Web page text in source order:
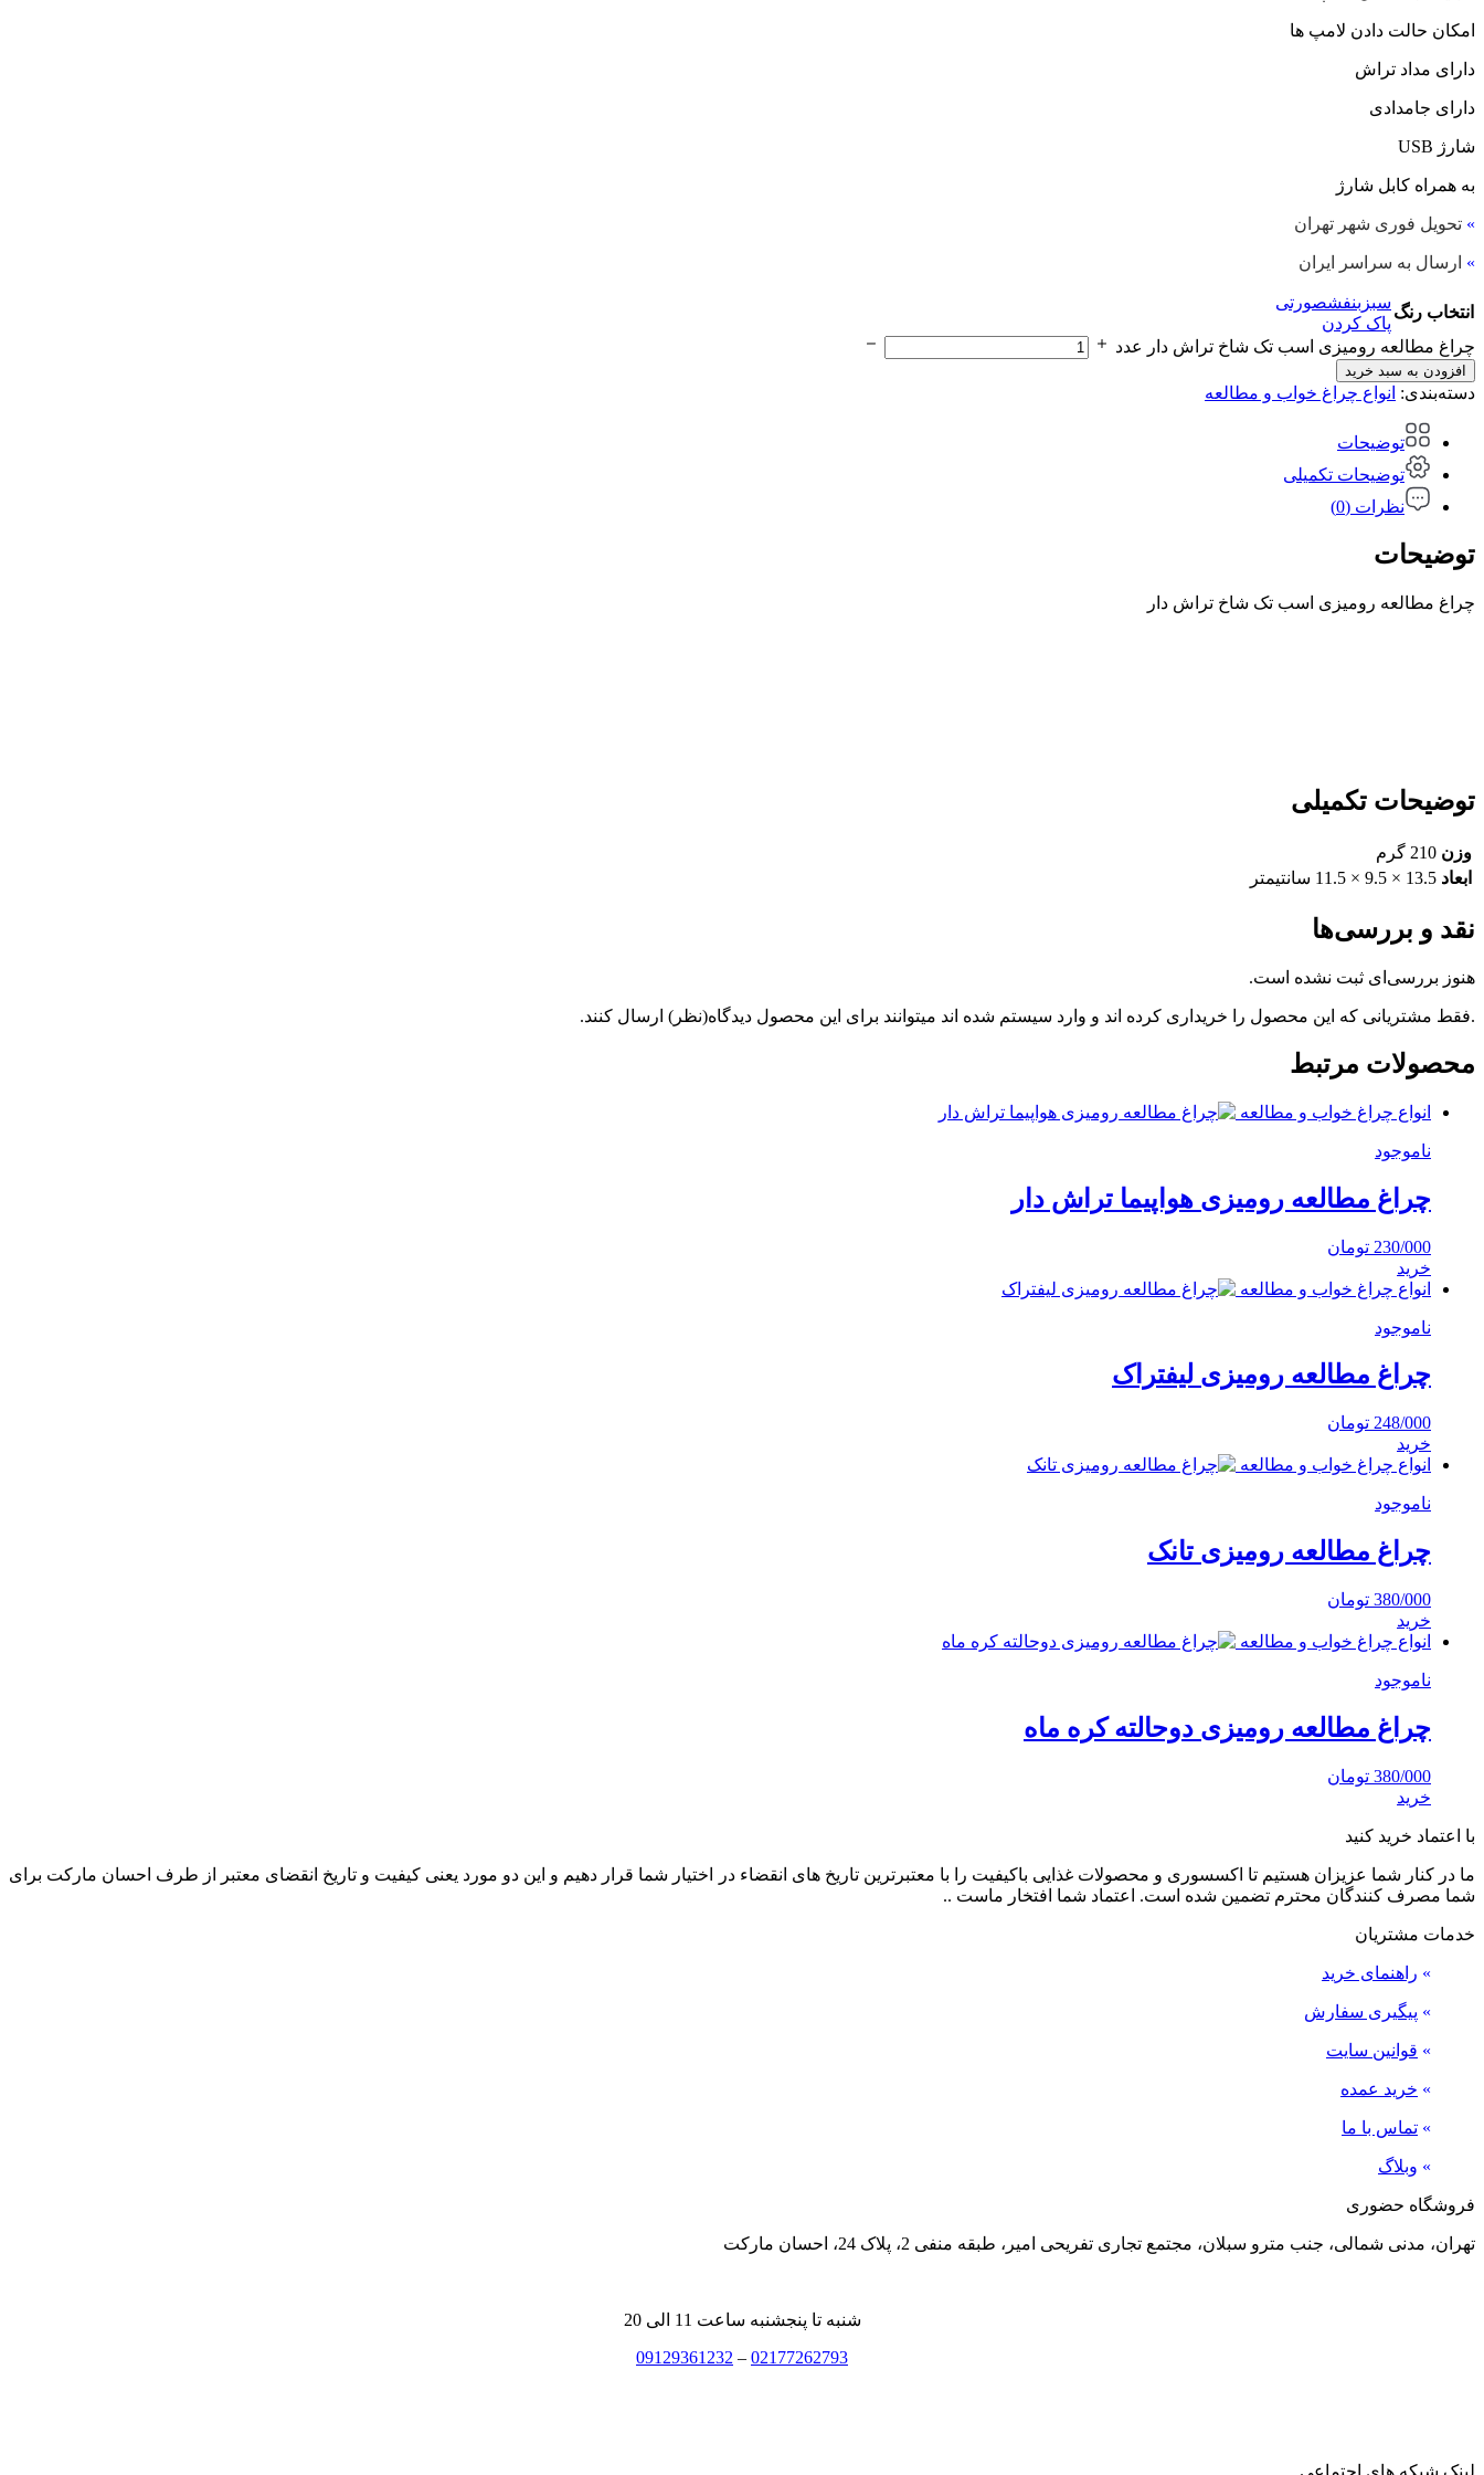
امکان حالت دادن لامپ ها
دارای مداد تراش
دارای جامدادی
شارژ USB
به همراه کابل شارژ
» تحویل فوری شهر تهران
» ارسال به سراسر ایران
انتخاب رنگ
سبز بنفشصورتی
پاک کردن
چراغ مطالعه رومیزی اسب تک شاخ تراش دار عدد
افزودن به سبد خرید
دسته‌بندی: انواع چراغ خواب و مطالعه
توضیحات
توضیحات تکمیلی
نظرات (0)
توضیحات
چراغ مطالعه رومیزی اسب تک شاخ تراش دار
توضیحات تکمیلی
وزن 210 گرم
ابعاد 13.5 × 9.5 × 11.5 سانتیمتر
نقد و بررسی‌ها
هنوز بررسی‌ای ثبت نشده است.
.فقط مشتریانی که این محصول را خریداری کرده اند و وارد سیستم شده اند میتوانند برای این محصول دیدگاه(نظر) ارسال کنند.
محصولات مرتبط
انواع چراغ خواب و مطالعه
ناموجود
چراغ مطالعه رومیزی هواپیما تراش دار
230/000 تومان
خرید
انواع چراغ خواب و مطالعه
ناموجود
چراغ مطالعه رومیزی لیفتراک
248/000 تومان
خرید
انواع چراغ خواب و مطالعه
ناموجود
چراغ مطالعه رومیزی تانک
380/000 تومان
خرید
انواع چراغ خواب و مطالعه
ناموجود
چراغ مطالعه رومیزی دوحالته کره ماه
380/000 تومان
خرید
با اعتماد خرید کنید
ما در کنار شما عزیزان هستیم تا اکسسوری و محصولات غذایی باکیفیت را با معتبرترین تاریخ های انقضاء در اختیار شما قرار دهیم و این دو مورد یعنی کیفیت و تاریخ انقضای معتبر از طرف احسان مارکت برای
شما مصرف کنندگان محترم تضمین شده است. اعتماد شما افتخار ماست ..
خدمات مشتریان
» راهنمای خرید
» پیگیری سفارش
» قوانین سایت
» خرید عمده
» تماس با ما
» وبلاگ
فروشگاه حضوری
تهران، مدنی شمالی، جنب مترو سبلان، مجتمع تجاری تفریحی امیر، طبقه منفی 2، پلاک 24، احسان مارکت
شنبه تا پنجشنبه ساعت 11 الی 20
02177262793
–
09129361232
لینک شبکه های اجتماعی